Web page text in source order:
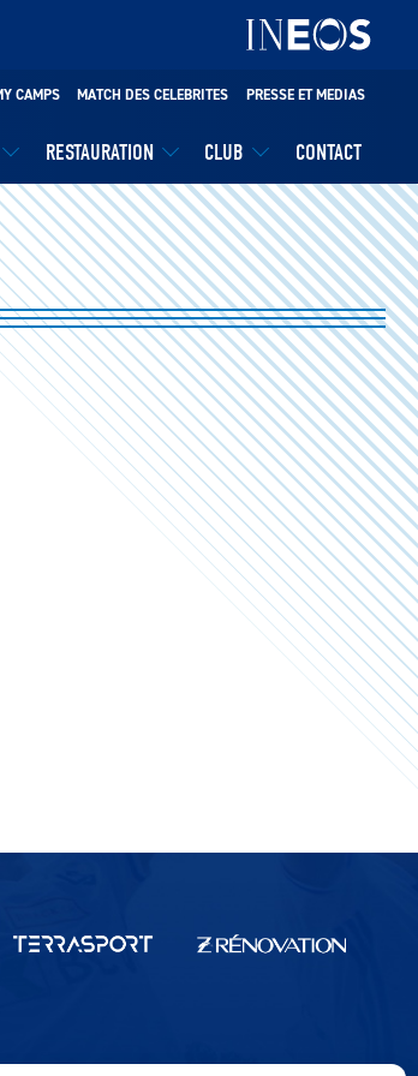
RESTAURATION CLUB CONTACT
CAMPS MATCH DES CELEBRITES PRESSE ET MEDIAS